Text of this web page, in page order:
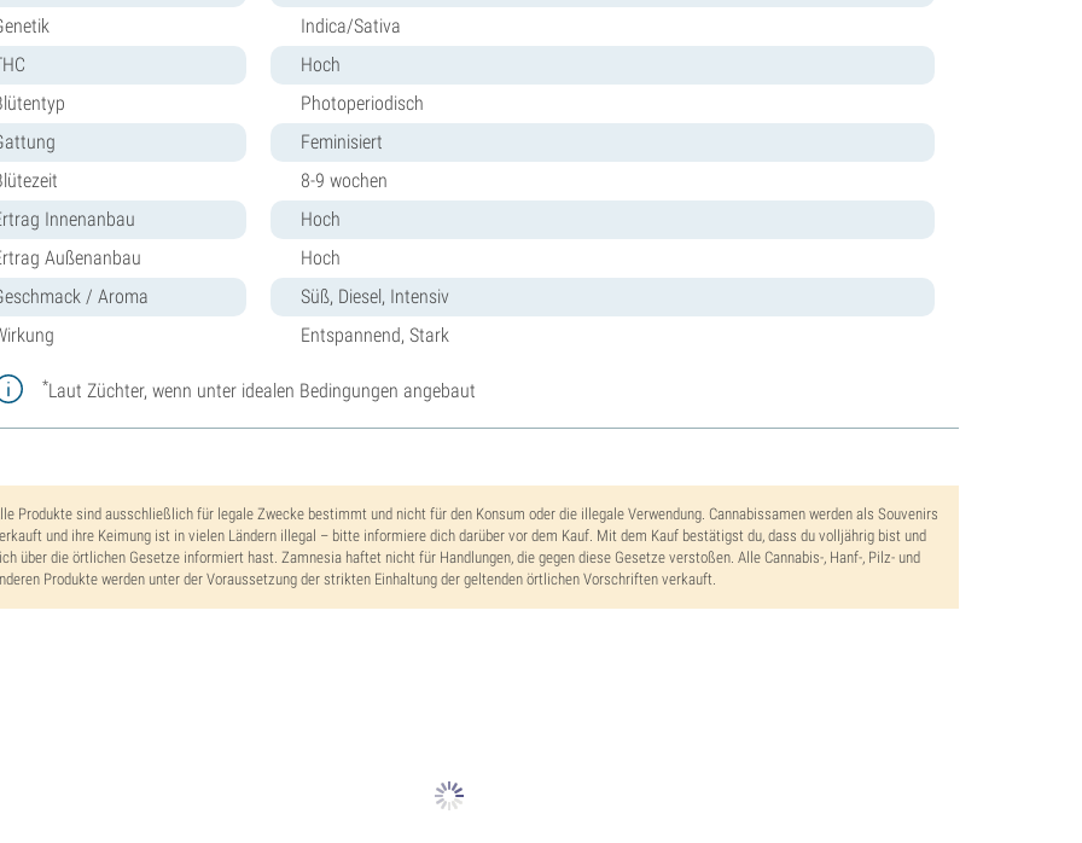
Indica/Sativa
Hoch
Photoperiodisch
Feminisiert
8-9 wochen
Innenanbau
Hoch
Außenanbau
Hoch
/ Aroma
Süß, Diesel, Intensiv
Entspannend, Stark
*Laut Züchter, wenn unter idealen Bedingungen angebaut
Produkte sind ausschließlich für legale Zwecke bestimmt und nicht für den Konsum oder die illegale Verwendung. Cannabissamen werden als Souvenirs
und ihre Keimung ist in vielen Ländern illegal – bitte informiere dich darüber vor dem Kauf. Mit dem Kauf bestätigst du, dass du volljährig bist und
über die örtlichen Gesetze informiert hast. Zamnesia haftet nicht für Handlungen, die gegen diese Gesetze verstoßen. Alle Cannabis-, Hanf-, Pilz- und
Produkte werden unter der Voraussetzung der strikten Einhaltung der geltenden örtlichen Vorschriften verkauft.